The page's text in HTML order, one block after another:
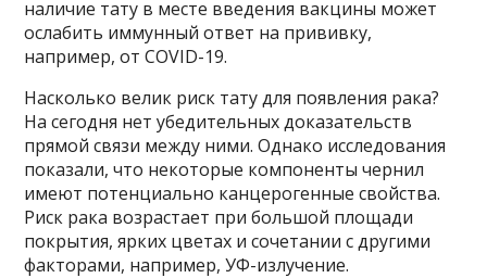
наличие тату в месте введения вакцины может
ослабить иммунный ответ на прививку,
например, от COVID-19.
Насколько велик риск тату для появления рака?
На сегодня нет убедительных доказательств
прямой связи между ними. Однако исследования
показали, что некоторые компоненты чернил
имеют потенциально канцерогенные свойства.
Риск рака возрастает при большой площади
покрытия, ярких цветах и сочетании с другими
факторами, например, УФ-излучение.